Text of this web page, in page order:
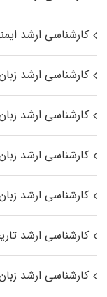
کارشناسی ارشد
کارشناسی ارشد
کارشناسی ارشد
کارشناسی ارشد
کارشناسی ارشد
کارشناسی ارشد
کارشناسی ارشد